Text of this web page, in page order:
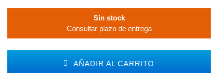
Sin stock
Consultar plazo de entrega
AÑADIR AL CARRITO